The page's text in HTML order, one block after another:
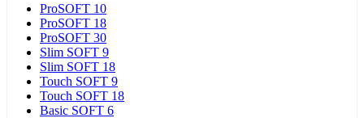
ProSOFT 10
ProSOFT 18
ProSOFT 30
Slim SOFT 9
Slim SOFT 18
Touch SOFT 9
Touch SOFT 18
Basic SOFT 6